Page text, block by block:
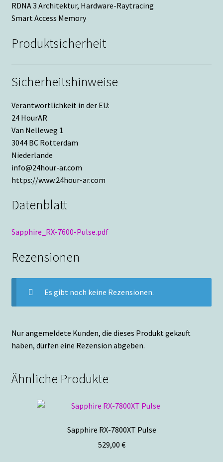
RDNA 3 Architektur, Hardware-Raytracing
Smart Access Memory
Produktsicherheit
Sicherheitshinweise
Verantwortlichkeit in der EU:
24 HourAR
Van Nelleweg 1
3044 BC Rotterdam
Niederlande
info@24hour-ar.com
https://www.24hour-ar.com
Datenblatt
Sapphire_RX-7600-Pulse.pdf
Rezensionen
Es gibt noch keine Rezensionen.
Nur angemeldete Kunden, die dieses Produkt gekauft
haben, dürfen eine Rezension abgeben.
Ähnliche Produkte
Sapphire RX-7800XT Pulse
529,00 €